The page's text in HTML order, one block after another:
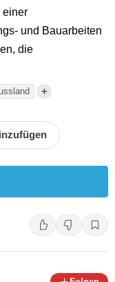
einer
und Bauarbeiten
die
+